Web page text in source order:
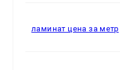
ламинат цена за метр